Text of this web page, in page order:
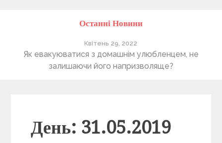
Останні Новини
Квітень 29, 2022
Як евакуюватися з домашнім улюбленцем, не
залишаючи його напризволяще?
День: 31.05.2019